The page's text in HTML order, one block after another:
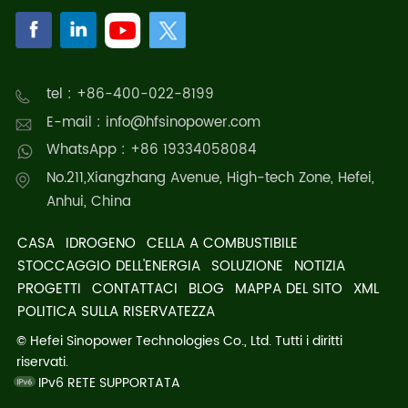
tel : +86-400-022-8199
E-mail : info@hfsinopower.com
WhatsApp : +86 19334058084
No.211,Xiangzhang Avenue, High-tech Zone, Hefei,
Anhui, China
CASA IDROGENO CELLA A COMBUSTIBILE
STOCCAGGIO DELL'ENERGIA SOLUZIONE NOTIZIA
PROGETTI CONTATTACI BLOG MAPPA DEL SITO XML
POLITICA SULLA RISERVATEZZA
© Hefei Sinopower Technologies Co., Ltd. Tutti i diritti
riservati.
IPv6 RETE SUPPORTATA